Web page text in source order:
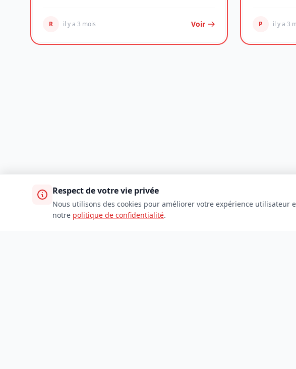
R il y a 3 mois Voir P il y a 3
Respect de votre vie privée
Nous utilisons des cookies pour améliorer votre expérience
notre politique de confidentialité.